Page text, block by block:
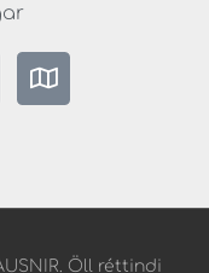
Öll réttindi